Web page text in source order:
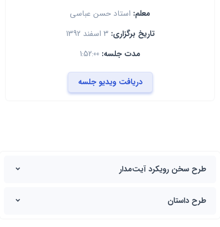
معلم: استاد حسن عباسی
تاریخ برگزاری: 3 اسفند 1392
مدت جلسه: 1:52:00
دریافت ویدیو جلسه
طرح سخن رویکرد آیت‌مدار
طرح داستان